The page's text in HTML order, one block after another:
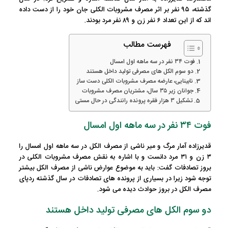
گذشته، ۹۵ نفر بر اثر مصرف مشروبات الکلی جان خود را از دست داده
اند که از این تعداد ۶ نفر زن و ۸۹ نفر مرد بودند.
فهرست مطالب
فوت ۳۴ نفر در سه ماهه اول امسال
دو سوم الکل های مصرفی تولید داخل هستند
نابینایی، عارضه مصرف مشروبات الکلی دست ساز
جوانان زیر ۳۵ سال، مشتریان مصرف مشروبات
تشکیل ۳ هزار فقره پرونده رانندگی در حال مستی
فوت ۳۴ نفر در سه ماهه اول امسال
قدیرزاده آمار مرگ و میر ناشی از مصرف الکل در سه ماهه اول امسال را
۳ زن و ۳۱ مرد دانست و با اشاره به نقش مصرف مشروبات الکلی در
بروز تصادفات گفت: باید به موضوع عوارض ناشی از مصرف الکل بیشتر
توجه شود زیرا در بسیاری از پرونده های تصادفات در سال گذشته ردپای
مصرف الکل در بروز حوادث دیده می شود.
دو سوم الکل های مصرفی تولید داخل هستند